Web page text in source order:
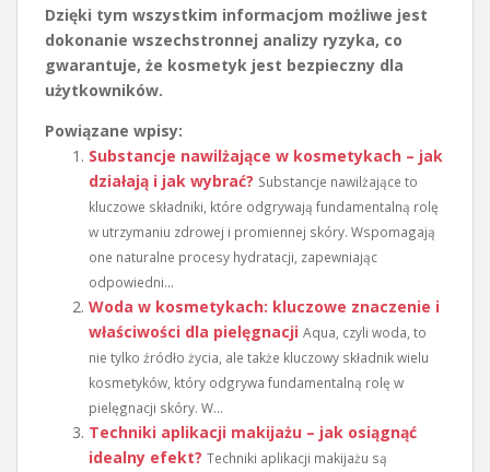
Dzięki tym wszystkim informacjom możliwe jest
dokonanie wszechstronnej analizy ryzyka, co
gwarantuje, że kosmetyk jest bezpieczny dla
użytkowników.
Powiązane wpisy:
Substancje nawilżające w kosmetykach – jak
działają i jak wybrać? Substancje nawilżające to
kluczowe składniki, które odgrywają fundamentalną rolę
w utrzymaniu zdrowej i promiennej skóry. Wspomagają
one naturalne procesy hydratacji, zapewniając
odpowiedni...
Woda w kosmetykach: kluczowe znaczenie i
właściwości dla pielęgnacji Aqua, czyli woda, to
nie tylko źródło życia, ale także kluczowy składnik wielu
kosmetyków, który odgrywa fundamentalną rolę w
pielęgnacji skóry. W...
Techniki aplikacji makijażu – jak osiągnąć
idealny efekt? Techniki aplikacji makijażu są